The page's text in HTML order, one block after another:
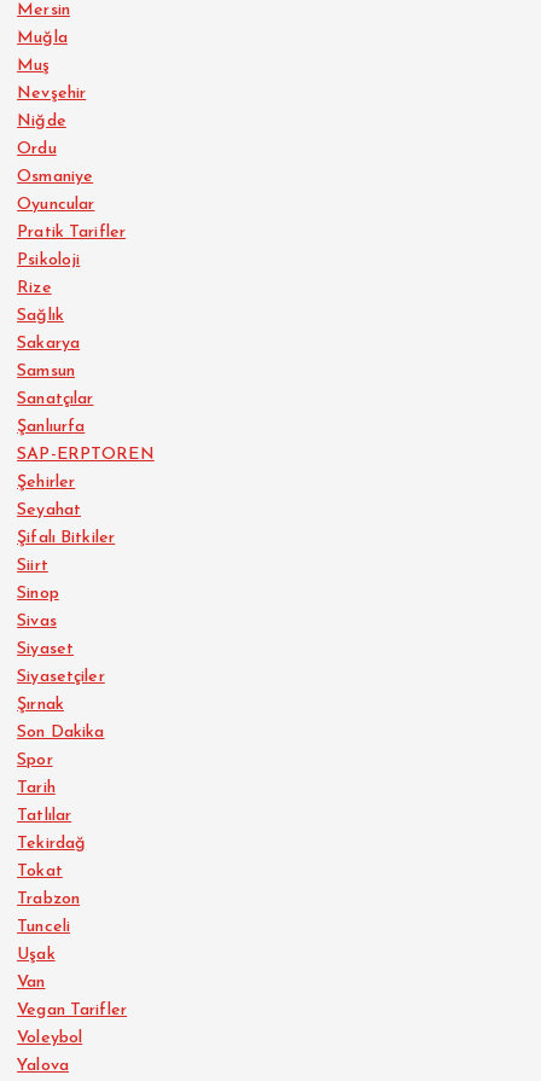
Mersin
Muğla
Muş
Nevşehir
Niğde
Ordu
Osmaniye
Oyuncular
Pratik Tarifler
Psikoloji
Rize
Sağlık
Sakarya
Samsun
Sanatçılar
Şanlıurfa
SAP-ERPTOREN
Şehirler
Seyahat
Şifalı Bitkiler
Siirt
Sinop
Sivas
Siyaset
Siyasetçiler
Şırnak
Son Dakika
Spor
Tarih
Tatlılar
Tekirdağ
Tokat
Trabzon
Tunceli
Uşak
Van
Vegan Tarifler
Voleybol
Yalova